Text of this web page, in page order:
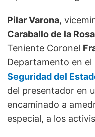
Pilar Varona,
Caraballo de la Rosa
Teniente Coronel
Departamento en
Seguridad del
del presentador en
encaminado a
especial, a los